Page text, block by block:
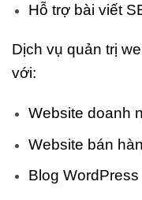
Hỗ trợ bài viết
Dịch vụ quản trị
với:
Website doanh
Website bán
Blog WordPress